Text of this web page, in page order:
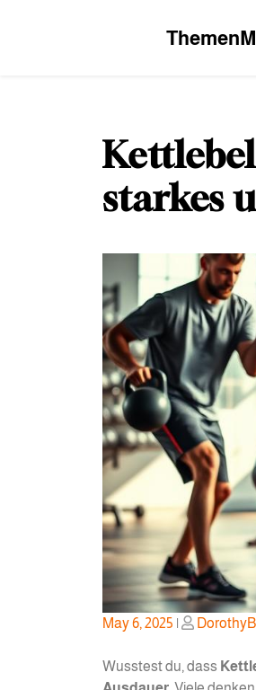
starkes
Posted
May 6, 2025 | Posted
Wusstest du, dass